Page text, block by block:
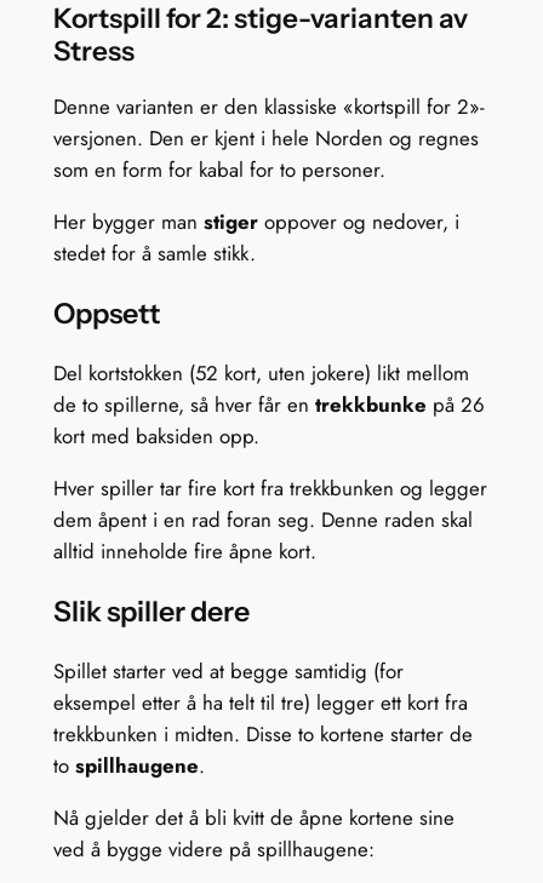
Kortspill for 2: stige-varianten av
Stress
Denne varianten er den klassiske «kortspill for 2»-
versjonen. Den er kjent i hele Norden og regnes
som en form for kabal for to personer.
Her bygger man stigeroppover og nedover, i
stedet for å samle stikk.
Oppsett
Del kortstokken (52 kort, uten jokere) likt mellom
de to spillerne, så hver får en trekkbunke på 26
kort med baksiden opp.
Hver spiller tar fire kort fra trekkbunken og legger
dem åpent i en rad foran seg. Denne raden skal
alltid inneholde fire åpne kort.
Slik spiller dere
Spillet starter ved at begge samtidig (for
eksempel etter å ha telt til tre) legger ett kort fra
trekkbunken i midten. Disse to kortene starter de
to spillhaugene.
Nå gjelder det å bli kvitt de åpne kortene sine
ved å bygge videre på spillhaugene: